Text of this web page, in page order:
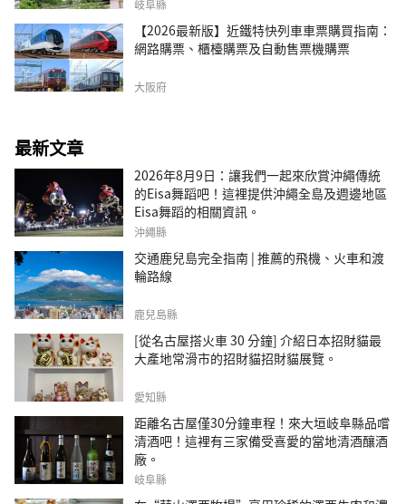
岐阜縣
【2026最新版】近鐵特快列車車票購買指南：
網路購票、櫃檯購票及自動售票機購票
大阪府
最新文章
2026年8月9日：讓我們一起來欣賞沖繩傳統
的Eisa舞蹈吧！這裡提供沖繩全島及週邊地區
Eisa舞蹈的相關資訊。
沖繩縣
交通鹿兒島完全指南 | 推薦的飛機、火車和渡
輪路線
鹿兒島縣
[從名古屋搭火車 30 分鐘] 介紹日本招財貓最
大產地常滑市的招財貓招財貓展覽。
愛知縣
距離名古屋僅30分鐘車程！來大垣岐阜縣品嚐
清酒吧！這裡有三家備受喜愛的當地清酒釀酒
廠。
岐阜縣